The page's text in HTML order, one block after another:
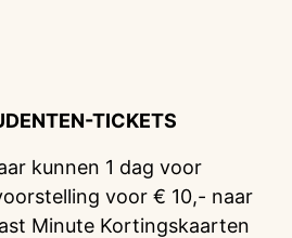
TICKETS
kunnen 1 dag voor
voor € 10,- naar
Minute Kortingskaarten